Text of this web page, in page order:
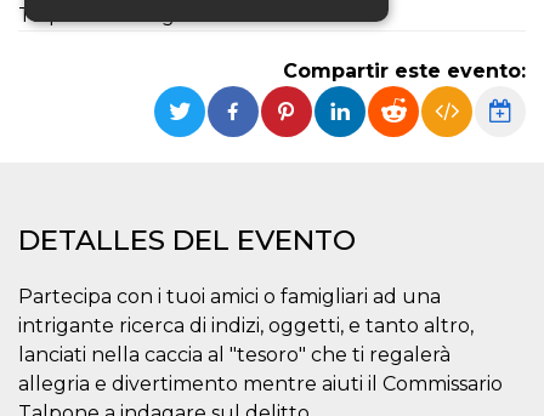
Talpone a indagare sul delitto.
Compartir este evento:
DETALLES DEL EVENTO
Partecipa con i tuoi amici o famigliari ad una
intrigante ricerca di indizi, oggetti, e tanto altro,
lanciati nella caccia al "tesoro" che ti regalerà
allegria e divertimento mentre aiuti il Commissario
Cookies estrictamente necesarias
Cookies de preferencias
correctamente sin las cookies estrictamente
necesarias.
Nombre
Proveedor /
Dominio
Vencimiento Descripción
Cloudflare,
Inc.
.oooh.events
Esta cookie es
utilizada por el
servicio
CloudFlare para